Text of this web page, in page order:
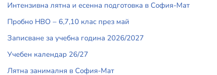
Интензивна лятна и есенна подготовка в София-Мат
Пробно НВО – 6,7,10 клас през май
Записване за учебна година 2026/2027
Учебен календар 26/27
Лятна занималня в София-Мат